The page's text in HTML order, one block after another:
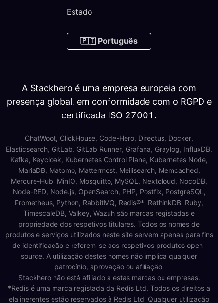
Estado
🇵🇹 Português
A Stackhero é uma empresa europeia com
presença global, em conformidade com o RGPD e
certificada ISO 27001.
ChatWoot, ClickHouse, Code-Hero, Directus, Docker,
Elasticsearch, GitLab, GitLab Runner, Grafana, Graylog, InfluxDB,
Kafka, Keycloak, Kubernetes Control Plane, Kubernetes Node,
MariaDB, Matomo, Mattermost, Meilisearch, Memcached,
Mercure-Hub, MinIO, Mosquitto, MySQL, Nextcloud, NocoDB,
Node-RED, Node.js, OpenSearch, PHP, Postfix, PostgreSQL,
Prometheus, Python, RabbitMQ, Redis®*, RethinkDB, Ruby,
TimescaleDB, Valkey, Wazuh são marcas registadas e
propriedade dos respetivos titulares. Todos os nomes de
produtos e serviços utilizados neste site servem apenas para fins
de identificação e referem-se aos respetivos produtos open-
source. A utilização destes nomes não implica qualquer
patrocínio, aprovação ou afiliação.
Stackhero não está afiliado a estas marcas ou empresas.
*Redis é uma marca registada da Redis Ltd. Todos os direitos a
ela inerentes estão reservados à Redis Ltd. Qualquer utilização